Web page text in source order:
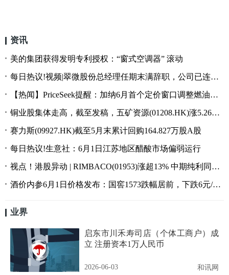
资讯
美的集团获得发明专利授权：“窗式空调器” 滚动
每日热议!视频|翠微股份总经理任期末满辞职，公司已连续四年巨亏
【热闻】PriceSeek提醒：加纳6月首个定价窗口调整燃油价格
铜业股集体走高，截至发稿，五矿资源(01208.HK)涨5.26%，报9.6港元 观焦点
赛力斯(09927.HK)截至5月末累计回购164.827万股A股
每日热议!生意社：6月1日江苏地区醋酸市场偏弱运行
视点！港股异动 | RIMBACO(01953)涨超13% 中期纯利同比增长398% 收益增超五成
酒价内参6月1日价格发布：国窖1573跌幅居前，下跌6元/瓶，失守890元
业界
启东市川禾寿司店（个体工商户）成
立 注册资本1万人民币
2026-06-03 和讯网